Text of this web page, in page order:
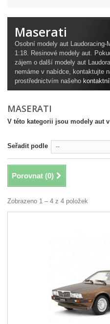
Maserati
Osobní modely aut
1:18. Resinové modely aut.
zájem o další modely aut
nemáme v nabídce, kontaktujte
prostřednictvím našeho
MASERATI
V této kategorii jsou modely aut
Seřadit podle --
Porovnat (0)
Zobrazeno 1 – 4 z 4 položek